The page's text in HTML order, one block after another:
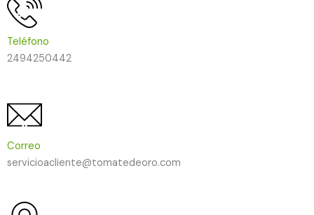
Teléfono
2494250442
Correo
servicioacliente@tomatedeoro.com